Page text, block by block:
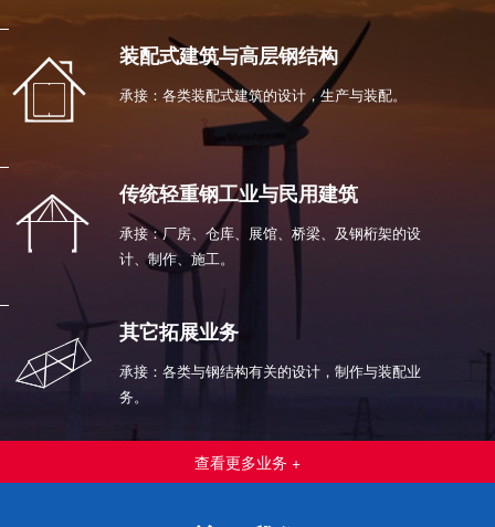
装配式建筑与高层钢结构
承接：各类装配式建筑的设计，生产与装配。
传统轻重钢工业与民用建筑
承接：厂房、仓库、展馆、桥梁、及钢桁架的设
计、制作、施工。
其它拓展业务
承接：各类与钢结构有关的设计，制作与装配业
务。
查看更多业务 +